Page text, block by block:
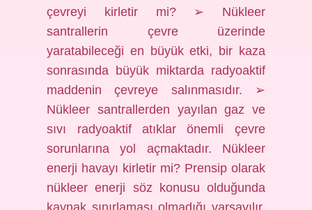
çevreyi kirletir mi? ➢ Nükleer
santrallerin çevre üzerinde
yaratabileceği en büyük etki, bir kaza
sonrasında büyük miktarda radyoaktif
maddenin çevreye salınmasıdır. ➢
Nükleer santrallerden yayılan gaz ve
sıvı radyoaktif atıklar önemli çevre
sorunlarına yol açmaktadır. Nükleer
enerji havayı kirletir mi? Prensip olarak
nükleer enerji söz konusu olduğunda
kaynak sınırlaması olmadığı varsayılır.